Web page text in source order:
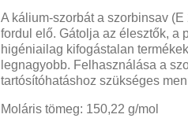
A kálium-szorbát a szorbinsav
fordul elő. Gátolja az élesztők, a
higéniailag kifogástalan
legnagyobb. Felhasználása a
tartósítóhatáshoz szükséges
Moláris tömeg: 150,22 g/mol